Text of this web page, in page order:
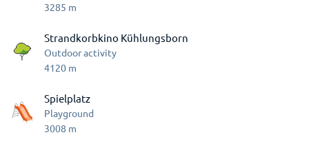
3285 m
Strandkorbkino Kühlungsborn
Outdoor activity
4120 m
Spielplatz
Playground
3008 m